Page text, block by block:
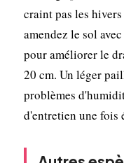
craint pas les
amendez le sol
pour améliorer le
20 cm. Un léger
problèmes
d'entretien une fois